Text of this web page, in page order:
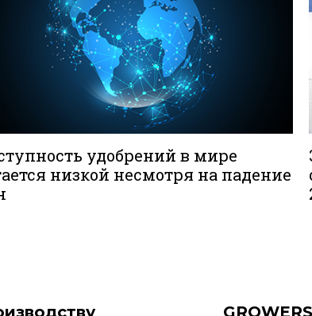
удобрений в мире
низкой несмотря на падение